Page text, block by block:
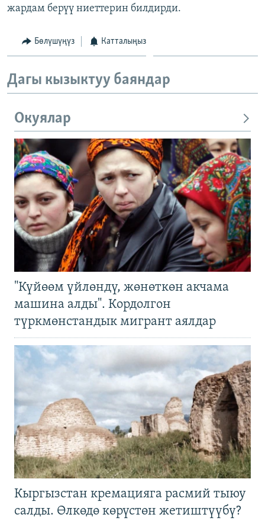
жардам берүү ниеттерин билдирди.
Бөлүшүңүз Катталыңыз
Дагы кызыктуу баяндар
Окуялар
"Күйөөм үйлөндү, жөнөткөн акчама
машина алды". Кордолгон
түркмөнстандык мигрант аялдар
Кыргызстан кремацияга расмий тыюу
салды. Өлкөдө көрүстөн жетиштүүбү?